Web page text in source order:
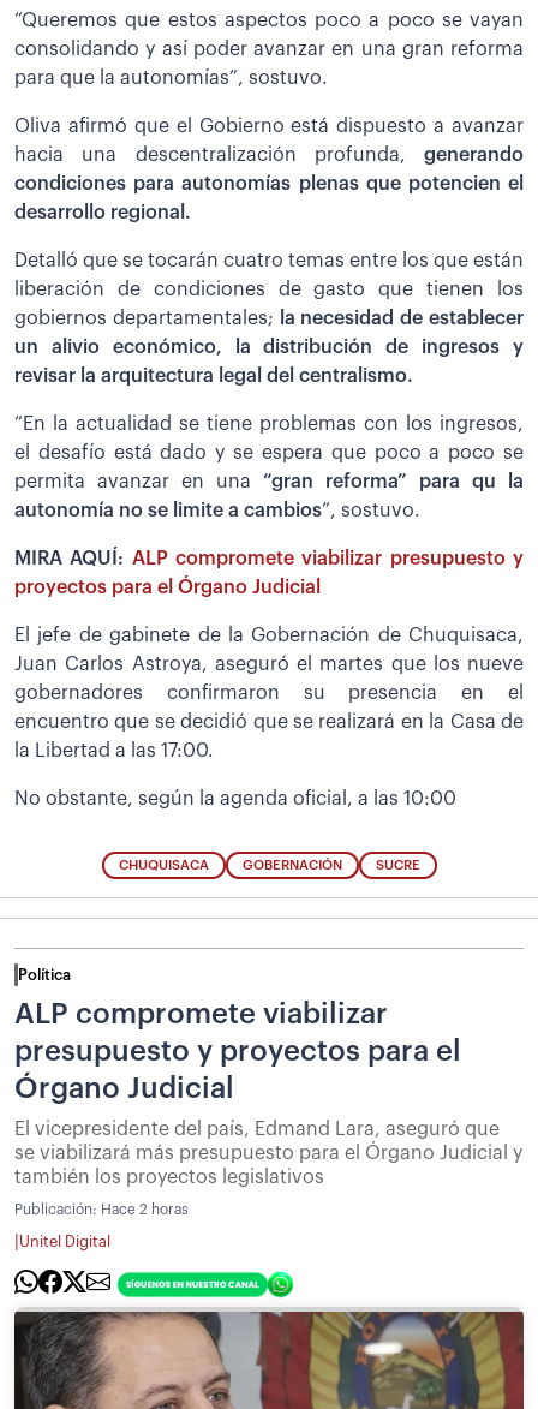
“Queremos que estos aspectos poco a poco se vayan
consolidando y así poder avanzar en una gran reforma
para que la autonomías”, sostuvo.
Oliva afirmó que el Gobierno está dispuesto a avanzar
hacia una descentralización profunda, generando
condiciones para autonomías plenas que potencien el
desarrollo regional.
Detalló que se tocarán cuatro temas entre los que están
liberación de condiciones de gasto que tienen los
gobiernos departamentales;
la necesidad de establecer
un alivio económico, la distribución de ingresos y
revisar la arquitectura legal del centralismo.
”En la actualidad se tiene problemas con los ingresos,
el desafío está dado y se espera que poco a poco se
permita avanzar en una “gran reforma” para qu la
autonomía no se limite a cambios”, sostuvo.
MIRA AQUÍ: ALP compromete viabilizar presupuesto y
proyectos para el Órgano Judicial
El jefe de gabinete de la Gobernación de Chuquisaca,
Juan Carlos Astroya, aseguró el martes que los nueve
gobernadores confirmaron su presencia en el
encuentro que se decidió que se realizará en la Casa de
la Libertad a las 17:00.
No obstante, según la agenda oficial, a las 10:00
CHUQUISACA GOBERNACIÓN SUCRE
Política
ALP compromete viabilizar
presupuesto y proyectos para el
Órgano Judicial
El vicepresidente del país, Edmand Lara, aseguró que
se viabilizará más presupuesto para el Órgano Judicial y
también los proyectos legislativos
Publicación: Hace 2 horas
Unitel Digital